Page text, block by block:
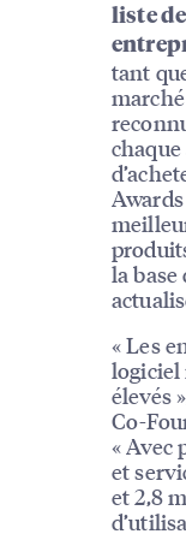
liste
tant
la base
« Les
logiciel
élevés
Co-
« Avec
et
et 2,8